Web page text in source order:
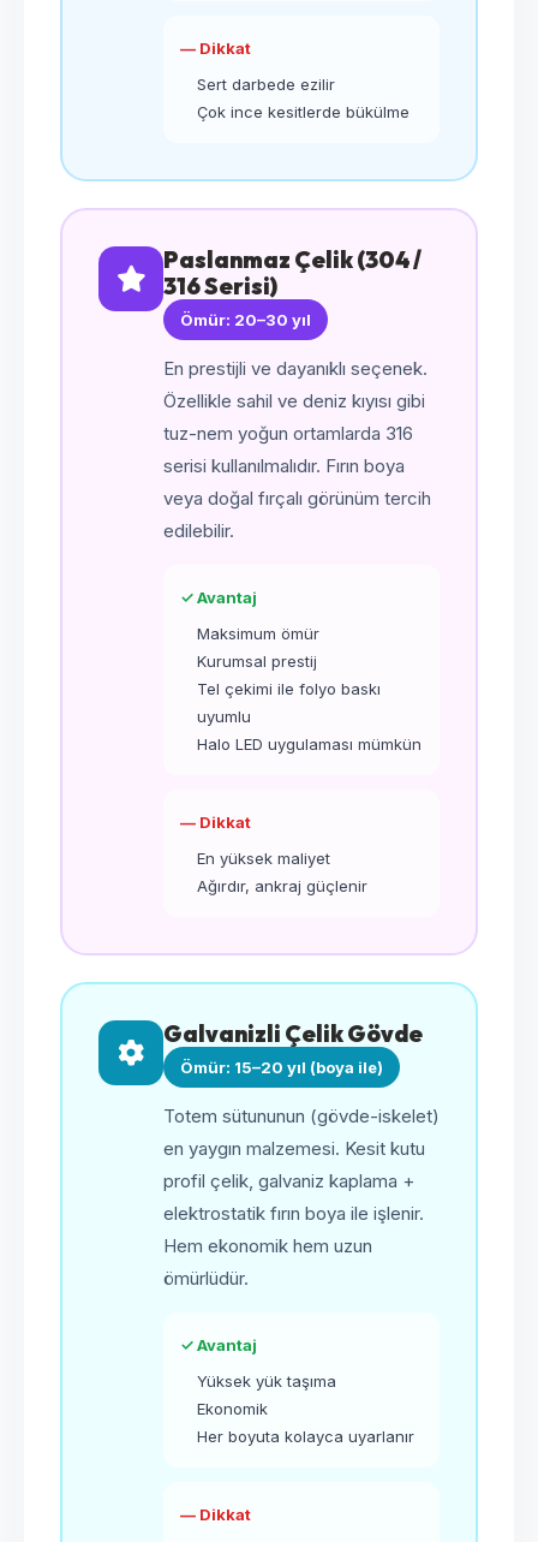
— Dikkat
Sert darbede ezilir
Çok ince kesitlerde bükülme
Paslanmaz Çelik (304 /
316 Serisi)
Ömür: 20–30 yıl
En prestijli ve dayanıklı seçenek.
Özellikle sahil ve deniz kıyısı gibi
tuz-nem yoğun ortamlarda 316
serisi kullanılmalıdır. Fırın boya
veya doğal fırçalı görünüm tercih
edilebilir.
✓ Avantaj
Maksimum ömür
Kurumsal prestij
Tel çekimi ile folyo baskı
uyumlu
Halo LED uygulaması mümkün
— Dikkat
En yüksek maliyet
Ağırdır, ankraj güçlenir
Galvanizli Çelik Gövde
Ömür: 15–20 yıl (boya ile)
Totem sütununun (gövde-iskelet)
en yaygın malzemesi. Kesit kutu
profil çelik, galvaniz kaplama +
elektrostatik fırın boya ile işlenir.
Hem ekonomik hem uzun
ömürlüdür.
✓ Avantaj
Yüksek yük taşıma
Ekonomik
Her boyuta kolayca uyarlanır
— Dikkat